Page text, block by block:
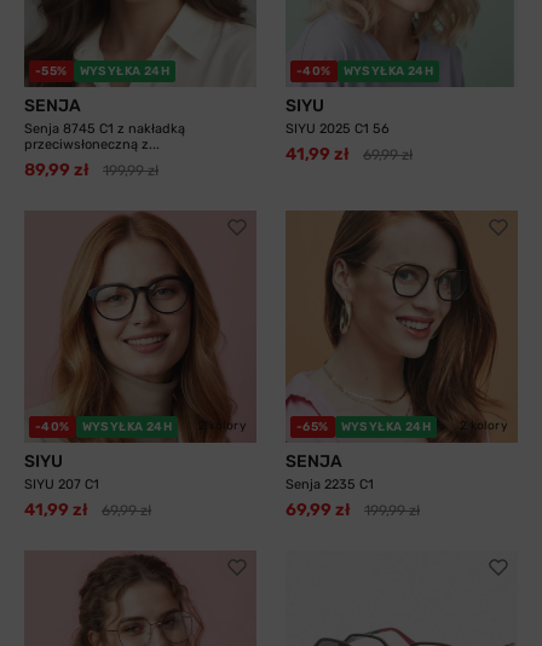
-55% WYSYŁKA 24H
SENJA
Senja 8745 C1 z nakładką
przeciwsłoneczną z...
89,99 zł 199,99 zł
-40% WYSYŁKA 24H
SIYU
SIYU 2025 C1 56
41,99 zł 69,99 zł
-40% WYSYŁKA 24H 2 kolory
SIYU
SIYU 207 C1
41,99 zł 69,99 zł
-65% WYSYŁKA 24H 2 kolory
SENJA
Senja 2235 C1
69,99 zł 199,99 zł